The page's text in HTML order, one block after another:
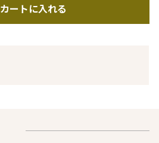
カートに入れる